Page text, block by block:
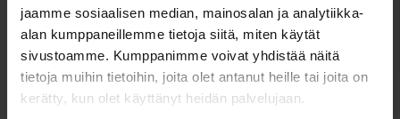
jaamme sosiaalisen median, mainosalan ja analytiikka-
alan kumppaneillemme tietoja siitä, miten käytät
sivustoamme. Kumppanimme voivat yhdistää näitä
tietoja muihin tietoihin, joita olet antanut heille tai joita on
kerätty, kun olet käyttänyt heidän palvelujaan.
Velaton hinta
928.000 €